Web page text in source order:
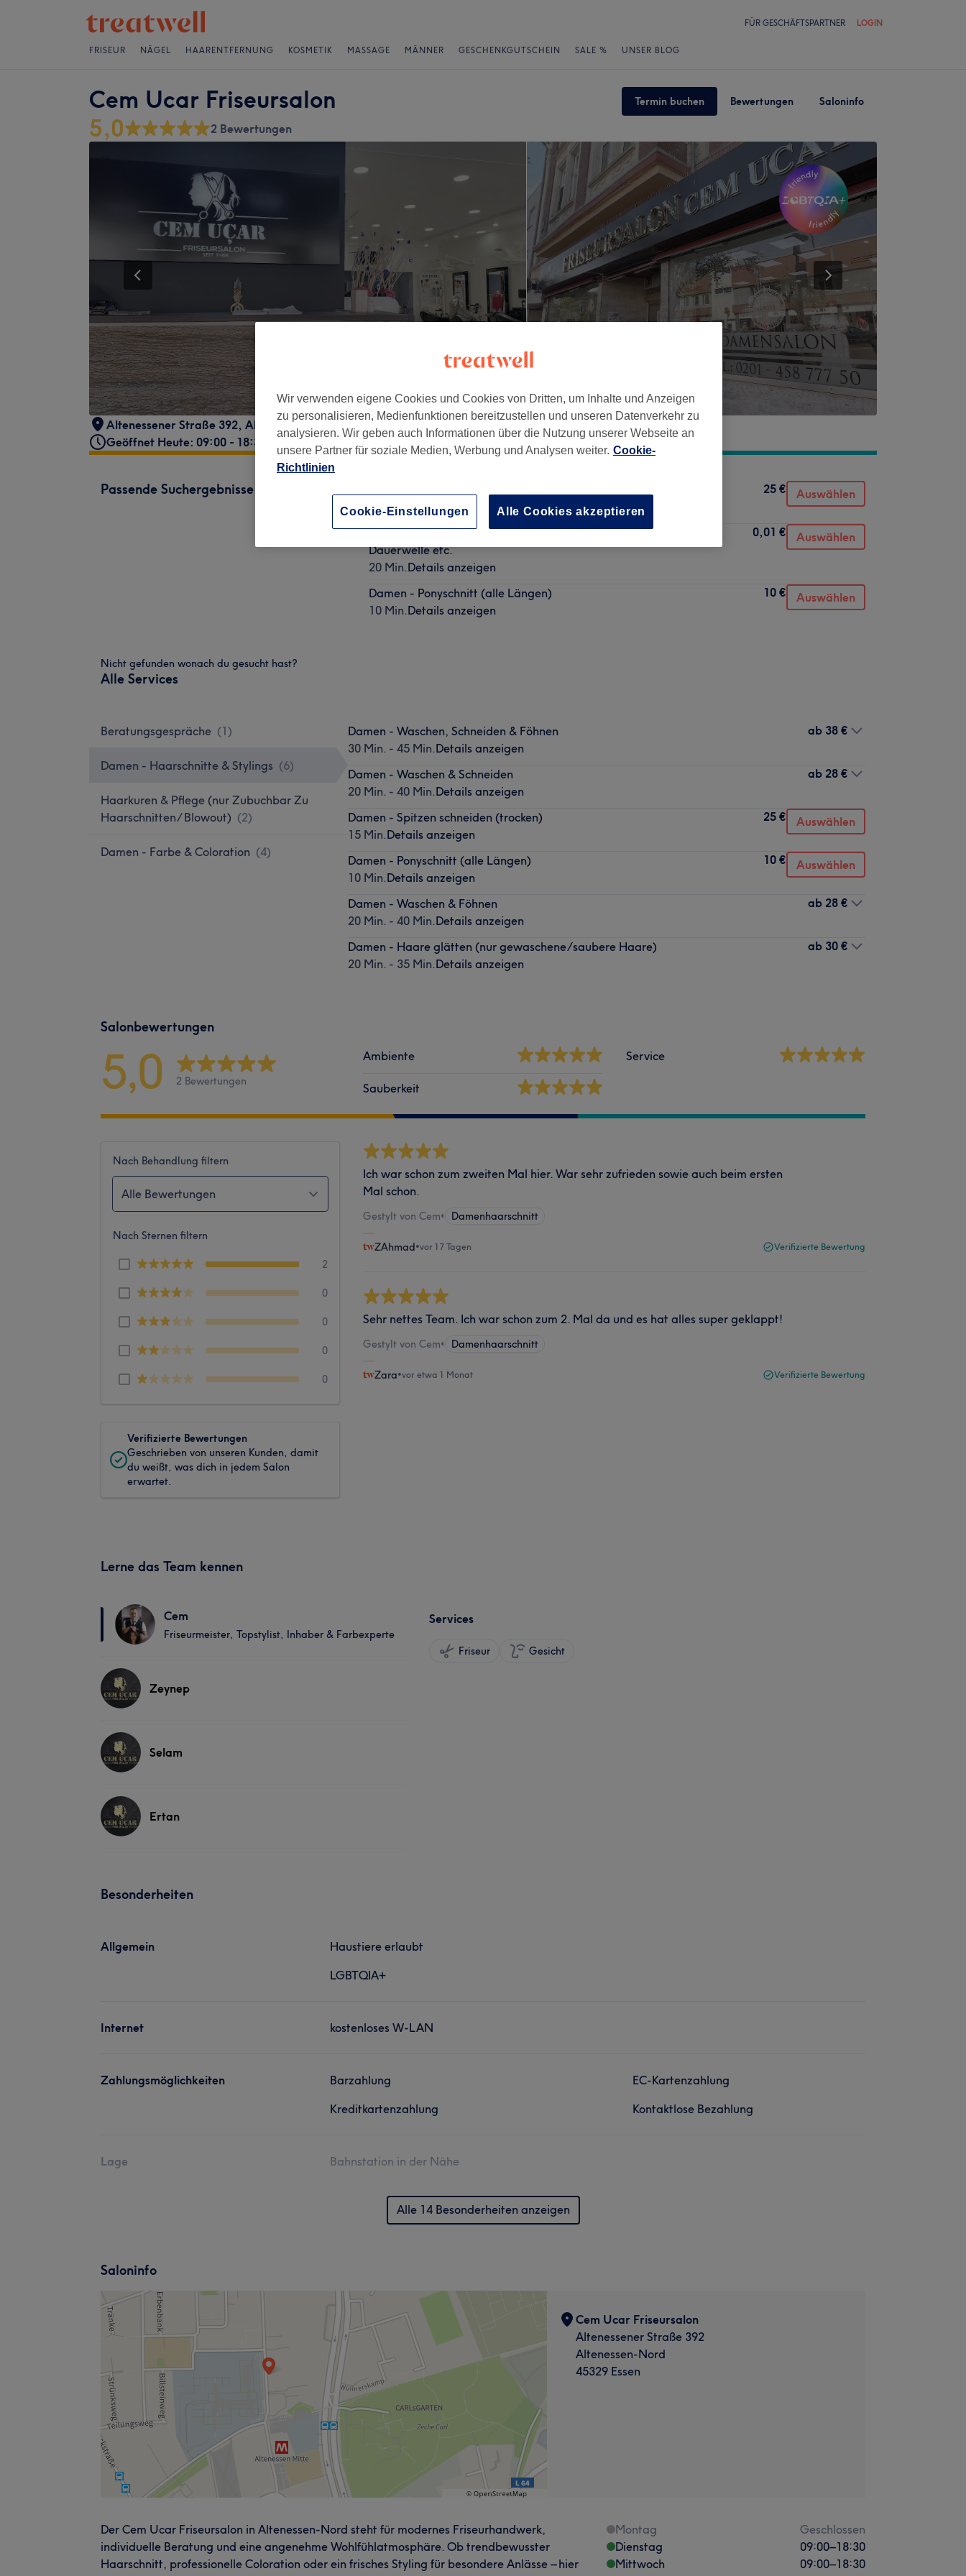
FÜR GESCHÄFTSPARTNER LOGIN
FRISEUR NÄGEL HAARENTFERNUNG KOSMETIK MASSAGE MÄNNER GESCHENKGUTSCHEIN SALE % UNSER BLOG
Cem Ucar Friseursalon Termin buchen Bewertungen Saloninfo
5,0 2 Bewertungen
Altenessener Straße 392, Altenessen-Nord, Essen , 45329
Geöffnet Heute: 09:00 - 18:30
Passende Suchergebnisse
15 Min.Details anzeigen
25 € Auswählen
Beratungsgespröche für Farbe, Balayage, Blond, Keratinglättung,
Dauerwelle etc.
20 Min.Details anzeigen
0,01 € Auswählen
Damen - Ponyschnitt (alle Längen)
10 Min.Details anzeigen
10 € Auswählen
Nicht gefunden wonach du gesucht hast?
Alle Services
Beratungsgespräche (1)
Damen - Haarschnitte & Stylings (6)
Haarkuren & Pflege (nur Zubuchbar Zu
Haarschnitten/ Blowout) (2)
Damen - Farbe & Coloration (4)
Damen - Waschen, Schneiden & Föhnen
30 Min. - 45 Min.Details anzeigen
ab 38 €
Damen - Waschen & Schneiden
20 Min. - 40 Min.Details anzeigen
ab 28 €
Damen - Spitzen schneiden (trocken)
15 Min.Details anzeigen
25 € Auswählen
Damen - Ponyschnitt (alle Längen)
10 Min.Details anzeigen
10 € Auswählen
Damen - Waschen & Föhnen
20 Min. - 40 Min.Details anzeigen
ab 28 €
Damen - Haare glätten (nur gewaschene/saubere Haare)
20 Min. - 35 Min.Details anzeigen
ab 30 €
Salonbewertungen
5,0 2 Bewertungen
Ambiente
Sauberkeit
Service
Nach Behandlung filtern
Alle Bewertungen
Nach Sternen filtern
2
0
0
0
0
Verifizierte Bewertungen
Geschrieben von unseren Kunden, damit
du weißt, was dich in jedem Salon
erwartet.
Ich war schon zum zweiten Mal hier. War sehr zufrieden sowie auch beim ersten
Mal schon.
Gestylt von Cem• Damenhaarschnitt
ZAhmad•vor 17 Tagen Verifizierte Bewertung
Sehr nettes Team. Ich war schon zum 2. Mal da und es hat alles super geklappt!
Gestylt von Cem• Damenhaarschnitt
Zara•vor etwa 1 Monat Verifizierte Bewertung
Lerne das Team kennen
Cem
Friseurmeister, Topstylist, Inhaber & Farbexperte
Zeynep
Selam
Ertan
Services
Friseur Gesicht
Besonderheiten
Allgemein
Haustiere erlaubt
LGBTQIA+
Internet kostenloses W-LAN
Zahlungsmöglichkeiten
Barzahlung
Kreditkartenzahlung
EC-Kartenzahlung
Kontaktlose Bezahlung
Lage Bahnstation in der Nähe
Alle 14 Besonderheiten anzeigen
Saloninfo
Cem Ucar Friseursalon
Altenessener Straße 392
Altenessen-Nord
45329 Essen
Der Cem Ucar Friseursalon in Altenessen-Nord steht für modernes Friseurhandwerk,
individuelle Beratung und eine angenehme Wohlfühlatmosphäre. Ob trendbewusster
Haarschnitt, professionelle Coloration oder ein frisches Styling für besondere Anlässe – hier
Montag
Geschlossen
Dienstag
09:00–18:30
Mittwoch
09:00–18:30
Wir verwenden eigene Cookies und Cookies von Dritten, um Inhalte und Anzeigen
zu personalisieren, Medienfunktionen bereitzustellen und unseren Datenverkehr zu
analysieren. Wir geben auch Informationen über die Nutzung unserer Webseite an
unsere Partner für soziale Medien, Werbung und Analysen weiter. Cookie-
Richtlinien
Cookie-Einstellungen Alle Cookies akzeptieren